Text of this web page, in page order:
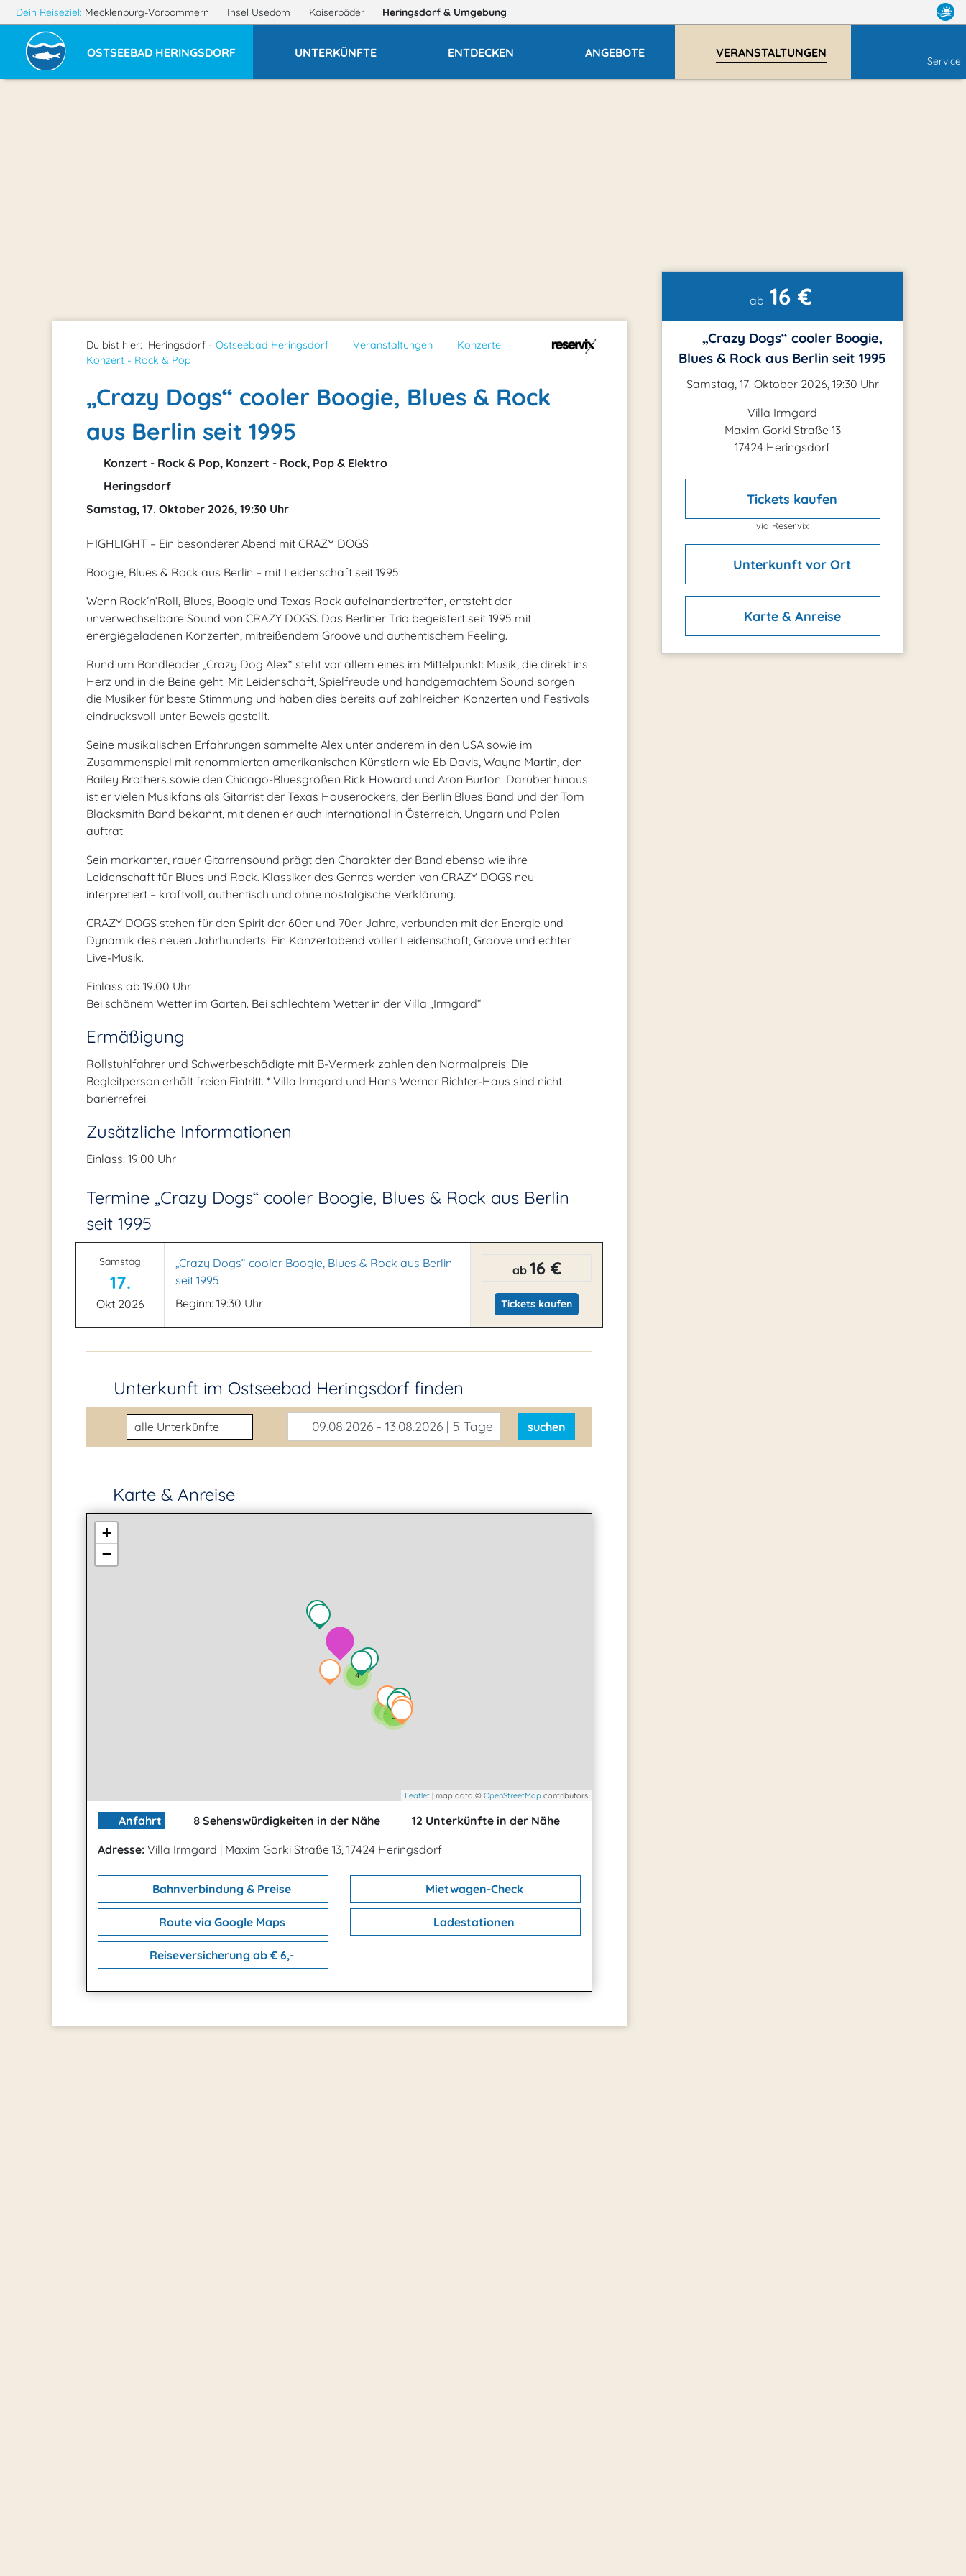
Dein Reiseziel: Mecklenburg-Vorpommern Insel Usedom Kaiserbäder Heringsdorf & Umgebung
OSTSEEBAD HERINGSDORF UNTERKÜNFTE ENTDECKEN ANGEBOTE VERANSTALTUNGEN
Service
Du bist hier: Heringsdorf - Ostseebad Heringsdorf Veranstaltungen
Konzerte
Konzert - Rock & Pop
„Crazy Dogs“ cooler Boogie, Blues & Rock
aus Berlin seit 1995
Konzert - Rock & Pop, Konzert - Rock, Pop & Elektro
Heringsdorf
Samstag, 17. Oktober 2026, 19:30 Uhr
HIGHLIGHT – Ein besonderer Abend mit CRAZY DOGS
Boogie, Blues & Rock aus Berlin – mit Leidenschaft seit 1995
Wenn Rock’n’Roll, Blues, Boogie und Texas Rock aufeinandertreffen, entsteht der
unverwechselbare Sound von CRAZY DOGS. Das Berliner Trio begeistert seit 1995 mit
energiegeladenen Konzerten, mitreißendem Groove und authentischem Feeling.
Rund um Bandleader „Crazy Dog Alex“ steht vor allem eines im Mittelpunkt: Musik, die direkt ins
Herz und in die Beine geht. Mit Leidenschaft, Spielfreude und handgemachtem Sound sorgen
die Musiker für beste Stimmung und haben dies bereits auf zahlreichen Konzerten und Festivals
eindrucksvoll unter Beweis gestellt.
Seine musikalischen Erfahrungen sammelte Alex unter anderem in den USA sowie im
Zusammenspiel mit renommierten amerikanischen Künstlern wie Eb Davis, Wayne Martin, den
Bailey Brothers sowie den Chicago-Bluesgrößen Rick Howard und Aron Burton. Darüber hinaus
ist er vielen Musikfans als Gitarrist der Texas Houserockers, der Berlin Blues Band und der Tom
Blacksmith Band bekannt, mit denen er auch international in Österreich, Ungarn und Polen
auftrat.
Sein markanter, rauer Gitarrensound prägt den Charakter der Band ebenso wie ihre
Leidenschaft für Blues und Rock. Klassiker des Genres werden von CRAZY DOGS neu
interpretiert – kraftvoll, authentisch und ohne nostalgische Verklärung.
CRAZY DOGS stehen für den Spirit der 60er und 70er Jahre, verbunden mit der Energie und
Dynamik des neuen Jahrhunderts. Ein Konzertabend voller Leidenschaft, Groove und echter
Live-Musik.
Einlass ab 19.00 Uhr
Bei schönem Wetter im Garten. Bei schlechtem Wetter in der Villa „Irmgard“
Ermäßigung
Rollstuhlfahrer und Schwerbeschädigte mit B-Vermerk zahlen den Normalpreis. Die
Begleitperson erhält freien Eintritt. * Villa Irmgard und Hans Werner Richter-Haus sind nicht
barierrefrei!
Zusätzliche Informationen
Einlass: 19:00 Uhr
Termine „Crazy Dogs“ cooler Boogie, Blues & Rock aus Berlin
seit 1995
Samstag
17.
Okt 2026
„Crazy Dogs“ cooler Boogie, Blues & Rock aus Berlin
seit 1995
Beginn: 19:30 Uhr
ab 16 €
Tickets kaufen
Unterkunft im Ostseebad Heringsdorf finden
Unterkunftsart 09.08.2026 - 13.08.2026 | 5 Tage suchen
Karte & Anreise
2 3
4
+
−
Leaflet | map data © OpenStreetMap contributors
Anfahrt 8 Sehenswürdigkeiten in der Nähe
12 Unterkünfte in der Nähe
Adresse: Villa Irmgard | Maxim Gorki Straße 13, 17424 Heringsdorf
Bahnverbindung & Preise Mietwagen-Check
Route via Google Maps Ladestationen
Reiseversicherung ab € 6,-
ab 16 €
„Crazy Dogs“ cooler Boogie,
Blues & Rock aus Berlin seit 1995
Samstag, 17. Oktober 2026, 19:30 Uhr
Villa Irmgard
Maxim Gorki Straße 13
17424 Heringsdorf
Tickets kaufen
via Reservix
Unterkunft vor Ort
Karte & Anreise